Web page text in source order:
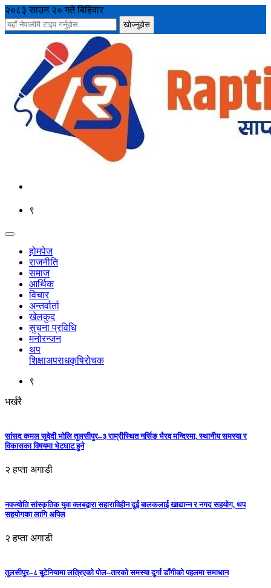
२०८३ साउन २० गते बिहिवार
९
होमपेज
राजनीति
समाज
आर्थिक
विचार
अन्तर्वार्ता
खेलकुद
सुचना प्रविधि
मनोरन्जन
थप
शिक्षाअपराधकृषिरोचक
९
भर्खरै
सांसद कमल सुवेदी भोलि तुलसीपुर–३ राम्रीस्थित नर्सिङ भैरव मन्दिरमा, स्थानीय समस्या र
विकासका विषयमा भेटघाट हुने
२ हप्ता अगाडी
नवज्योति सांस्कृतिक युवा क्लबद्वारा सहाराविहीन दुई बालकलाई खाद्यान्न र नगद सहयोग, थप
सहयोगका लागि अपिल
२ हप्ता अगाडी
तुलसीपुर–८ बुटेनियामा लत्रिएको पोल–तारको समस्या दुर्गा डाँगीको पहलमा समाधान